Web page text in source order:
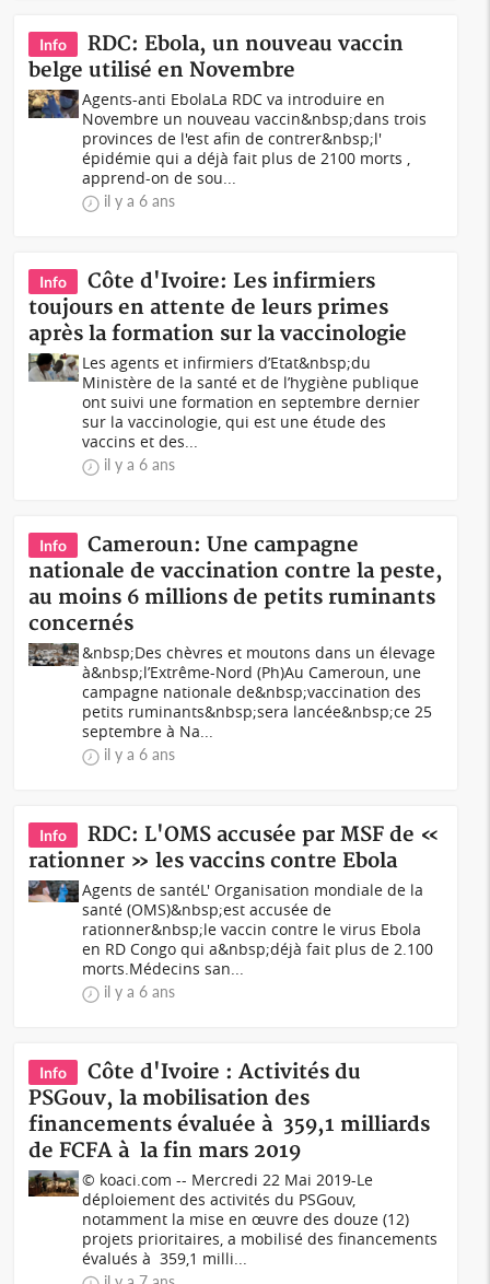
Info
RDC: Ebola, un nouveau vaccin
belge utilisé en Novembre
Agents-anti EbolaLa RDC va introduire en
Novembre un nouveau vaccin&nbsp;dans trois
provinces de l'est afin de contrer&nbsp;l'
épidémie qui a déjà fait plus de 2100 morts ,
apprend-on de sou...
il y a 6 ans
Info
Côte d'Ivoire: Les infirmiers
toujours en attente de leurs primes
après la formation sur la vaccinologie
Les agents et infirmiers d’Etat&nbsp;du
Ministère de la santé et de l’hygiène publique
ont suivi une formation en septembre dernier
sur la vaccinologie, qui est une étude des
vaccins et des...
il y a 6 ans
Info
Cameroun: Une campagne
nationale de vaccination contre la peste,
au moins 6 millions de petits ruminants
concernés
&nbsp;Des chèvres et moutons dans un élevage
à&nbsp;l’Extrême-Nord (Ph)Au Cameroun, une
campagne nationale de&nbsp;vaccination des
petits ruminants&nbsp;sera lancée&nbsp;ce 25
septembre à Na...
il y a 6 ans
Info
RDC: L'OMS accusée par MSF de «
rationner » les vaccins contre Ebola
Agents de santéL' Organisation mondiale de la
santé (OMS)&nbsp;est accusée de
rationner&nbsp;le vaccin contre le virus Ebola
en RD Congo qui a&nbsp;déjà fait plus de 2.100
morts.Médecins san...
il y a 6 ans
Info
Côte d'Ivoire : Activités du
PSGouv, la mobilisation des
financements évaluée à 359,1 milliards
de FCFA à la fin mars 2019
© koaci.com -- Mercredi 22 Mai 2019-Le
déploiement des activités du PSGouv,
notamment la mise en œuvre des douze (12)
projets prioritaires, a mobilisé des financements
évalués à 359,1 milli...